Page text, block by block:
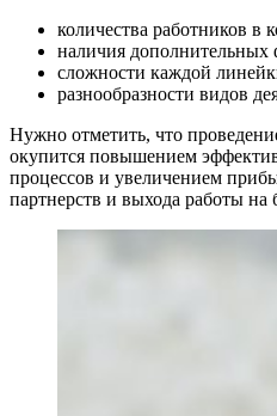
количества работников в
наличия дополнительных
сложности каждой
разнообразности видов
Нужно отметить, что
окупится повышением
процессов и увеличением
партнерств и выхода работы на